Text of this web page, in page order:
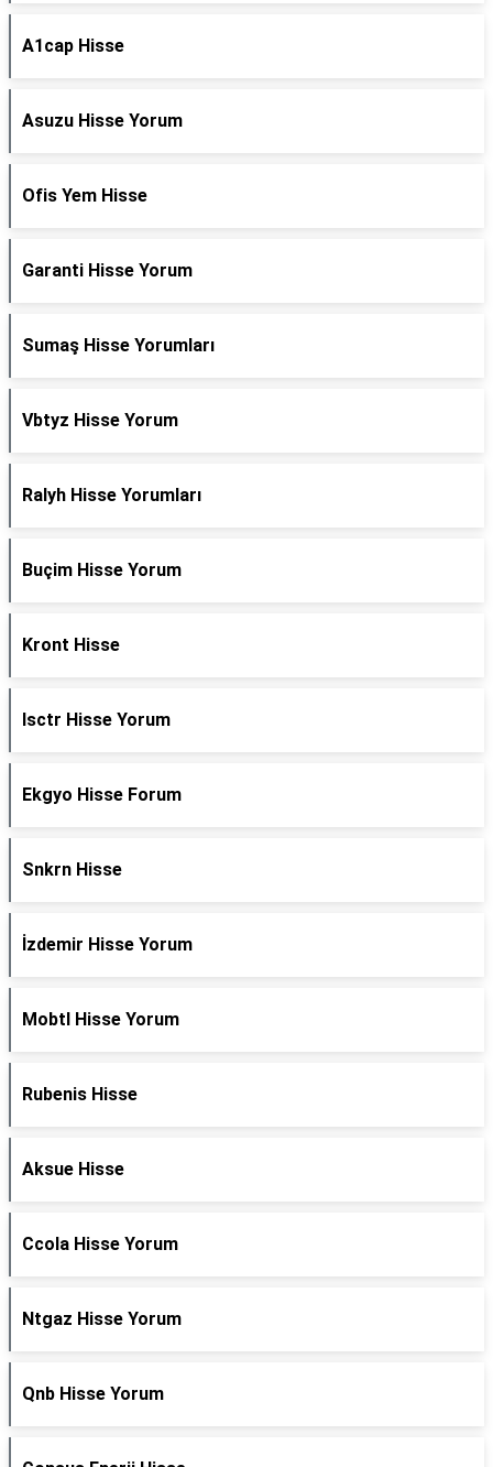
A1cap Hisse
Asuzu Hisse Yorum
Ofis Yem Hisse
Garanti Hisse Yorum
Sumaş Hisse Yorumları
Vbtyz Hisse Yorum
Ralyh Hisse Yorumları
Buçim Hisse Yorum
Kront Hisse
Isctr Hisse Yorum
Ekgyo Hisse Forum
Snkrn Hisse
İzdemir Hisse Yorum
Mobtl Hisse Yorum
Rubenis Hisse
Aksue Hisse
Ccola Hisse Yorum
Ntgaz Hisse Yorum
Qnb Hisse Yorum